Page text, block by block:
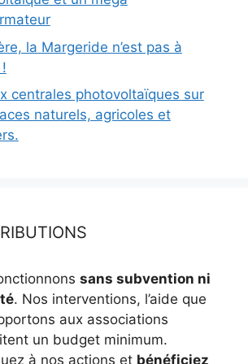
la Margeride n’est pas à
centrales photovoltaïques sur
naturels, agricoles et
sans subvention ni
. Nos interventions, l’aide que
aux associations
un budget minimum.
à nos actions et bénéficiez